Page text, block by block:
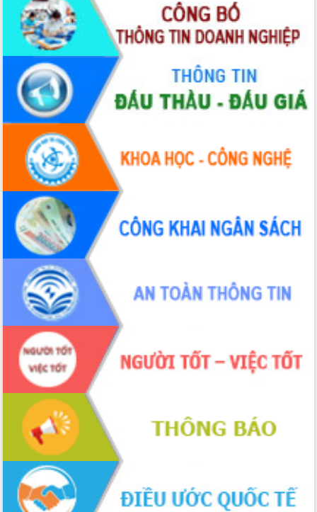
Đoàn đại biểu Quốc hội tỉnh Đắk Lắk
trao đổi thông tin trước Kỳ họp thứ
nhất, Quốc hội khóa XVI
Quyết liệt cải cách hành chính, khơi
thông nguồn lực phát triển
Nâng cao hiệu lực, hiệu quả HĐND
tỉnh thông qua hiện đại hóa hành chính
Xã Ea Phê gắn cải cách hành chính với
chuyển đổi số
Phó Chủ tịch Thường trực UBND tỉnh
Hồ Thị Nguyên Thảo làm việc tại Trung
tâm Phục vụ hành chính công xã Ea
Phê
Xây dựng nền hành chính số đồng
hành cùng nông dân dân, doanh nghiệp
Giai đoạn 2026-2030, Đắk Lắk phấn
đấu có 77% xã đạt chuẩn nông thôn
Chuyển đổi số 'mở đường' cho nông
nghiệp Đắk Lắk tăng trưởng bứt phá
Triển khai đồng bộ đo đạc, lập hồ sơ
địa chính, hoàn thiện cơ sở dữ liệu đất
đai
Ứng dụng sinh trắc học - Bước tiến
trong hành trình chuyển đổi số tại Đắk
Lắk
Đắk Lắk nâng cao hiệu quả công tác
Đảng từ Sổ tay đảng viên điện tử
Đắk Lắk đẩy mạnh nuôi biển công
nghệ, hướng tới phát triển thủy sản
bền vững
Tập huấn nâng cao năng lực triển khai
chuyển đổi số cho cán bộ, công chức